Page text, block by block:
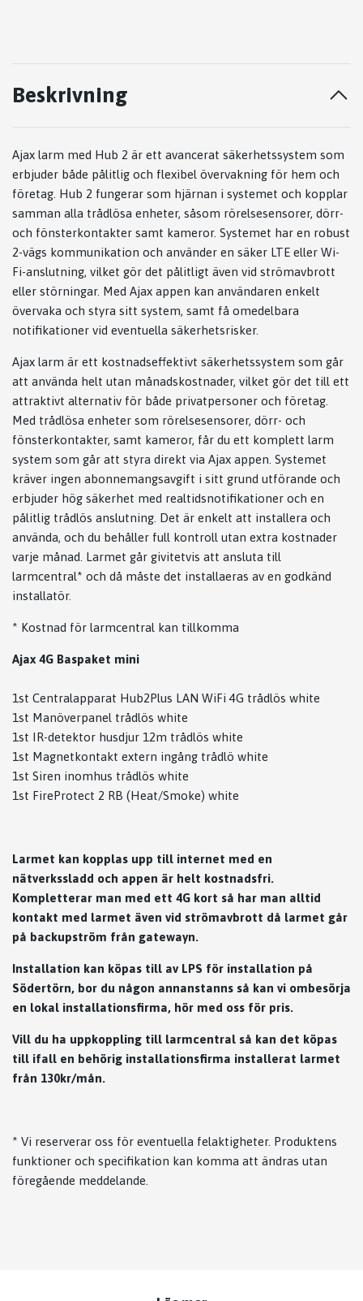
Beskrivning
Ajax larm med Hub 2 är ett avancerat säkerhetssystem som
erbjuder både pålitlig och flexibel övervakning för hem och
företag. Hub 2 fungerar som hjärnan i systemet och kopplar
samman alla trådlösa enheter, såsom rörelsesensorer, dörr-
och fönsterkontakter samt kameror. Systemet har en robust
2-vägs kommunikation och använder en säker LTE eller Wi-
Fi-anslutning, vilket gör det pålitligt även vid strömavbrott
eller störningar. Med Ajax appen kan användaren enkelt
övervaka och styra sitt system, samt få omedelbara
notifikationer vid eventuella säkerhetsrisker.
Ajax larm är ett kostnadseffektivt säkerhetssystem som går
att använda helt utan månadskostnader, vilket gör det till ett
attraktivt alternativ för både privatpersoner och företag.
Med trådlösa enheter som rörelsesensorer, dörr- och
fönsterkontakter, samt kameror, får du ett komplett larm
system som går att styra direkt via Ajax appen. Systemet
kräver ingen abonnemangsavgift i sitt grund utförande och
erbjuder hög säkerhet med realtidsnotifikationer och en
pålitlig trådlös anslutning. Det är enkelt att installera och
använda, och du behåller full kontroll utan extra kostnader
varje månad. Larmet går givitetvis att ansluta till
larmcentral* och då måste det installaeras av en godkänd
installatör.
* Kostnad för larmcentral kan tillkomma
Ajax 4G Baspaket mini
1st Centralapparat Hub2Plus LAN WiFi 4G trådlös white
1st Manöverpanel trådlös white
1st IR-detektor husdjur 12m trådlös white
1st Magnetkontakt extern ingång trådlö white
1st Siren inomhus trådlös white
1st FireProtect 2 RB (Heat/Smoke) white
Larmet kan kopplas upp till internet med en
nätverkssladd och appen är helt kostnadsfri.
Kompletterar man med ett 4G kort så har man alltid
kontakt med larmet även vid strömavbrott då larmet går
på backupström från gatewayn.
Installation kan köpas till av LPS för installation på
Södertörn, bor du någon annanstanns så kan vi ombesörja
en lokal installationsfirma, hör med oss för pris.
Vill du ha uppkoppling till larmcentral så kan det köpas
till ifall en behörig installationsfirma installerat larmet
från 130kr/mån.
* Vi reserverar oss för eventuella felaktigheter. Produktens
funktioner och specifikation kan komma att ändras utan
föregående meddelande.